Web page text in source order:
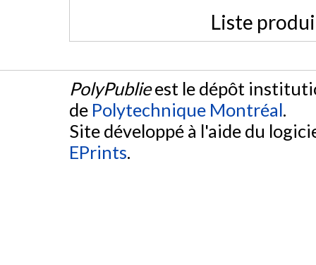
Liste
PolyPublieest le dépôt
de Polytechnique Montréal.
Site développé à l'aide du
EPrints.